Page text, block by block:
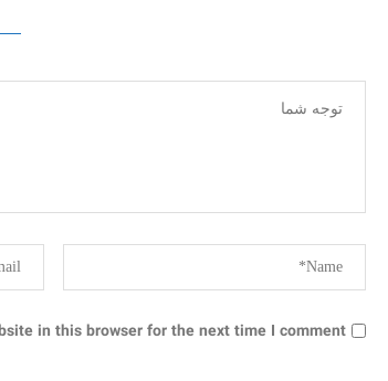
in this browser for the next time I comment.